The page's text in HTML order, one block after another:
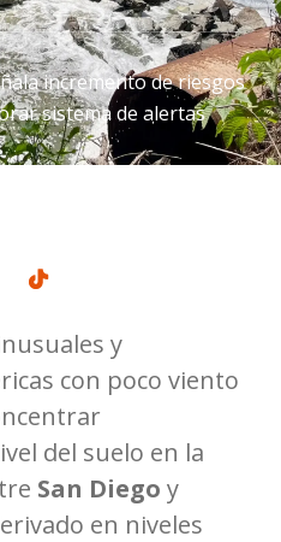
incremento de riesgos
sistema de alertas
y
con poco viento
del suelo en la
San Diego y
en niveles